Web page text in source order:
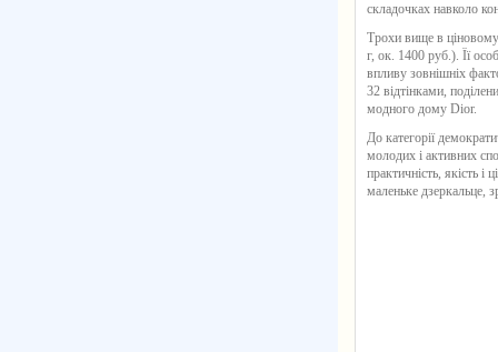
складочках навколо
Трохи вище в ціновому
г, ок. 1400 руб.). Її
впливу зовнішніх
32 відтінками,
модного дому Dior.
До категорії
молодих і активних
практичність, якість і
маленьке дзеркальце,